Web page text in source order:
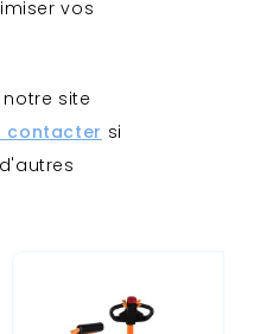
vos
site
contacter si